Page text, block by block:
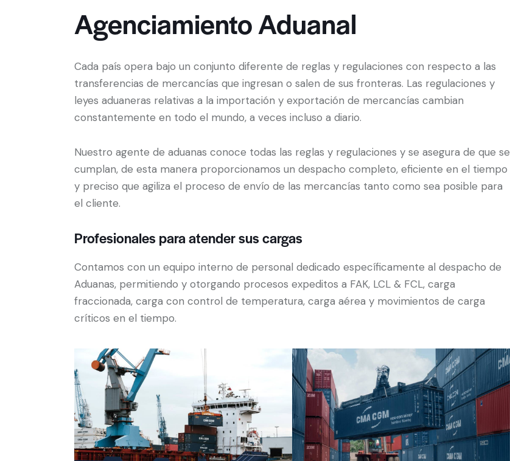
Agenciamiento Aduanal
Cada país opera bajo un conjunto diferente de reglas y regulaciones con respecto a las
transferencias de mercancías que ingresan o salen de sus fronteras. Las regulaciones y
leyes aduaneras relativas a la importación y exportación de mercancías cambian
constantemente en todo el mundo, a veces incluso a diario.
Nuestro agente de aduanas conoce todas las reglas y regulaciones y se asegura de que se
cumplan, de esta manera proporcionamos un despacho completo, eficiente en el tiempo
y preciso que agiliza el proceso de envío de las mercancías tanto como sea posible para
el cliente.
Profesionales para atender sus cargas
Contamos con un equipo interno de personal dedicado específicamente al despacho de
Aduanas, permitiendo y otorgando procesos expeditos a FAK, LCL & FCL, carga
fraccionada, carga con control de temperatura, carga aérea y movimientos de carga
críticos en el tiempo.